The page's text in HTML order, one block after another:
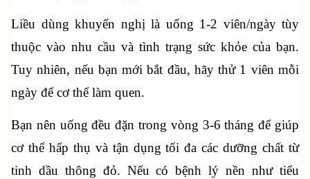
Liều dùng khuyến nghị là uống 1-2 viên/ngày tùy
thuộc vào nhu cầu và tình trạng sức khỏe của bạn.
Tuy nhiên, nếu bạn mới bắt đầu, hãy thử 1 viên mỗi
ngày để cơ thể làm quen.
Bạn nên uống đều đặn trong vòng 3-6 tháng để giúp
cơ thể hấp thụ và tận dụng tối đa các dưỡng chất từ
tinh dầu thông đỏ. Nếu có bệnh lý nền như tiểu